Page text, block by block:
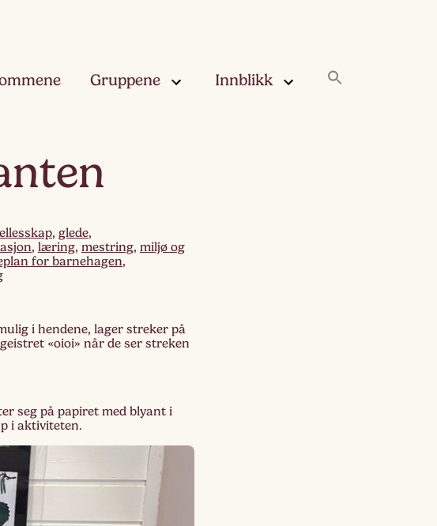
Gruppene
Ettåringen
Rukleskya –
Slørskya –
Fireåringen
Femåringen
Innblikk
, glede,
, læring, mestring, miljø og
for barnehagen,
i hendene, lager streker på
«oioi» når de ser streken
seg på papiret med blyant i
i aktiviteten.